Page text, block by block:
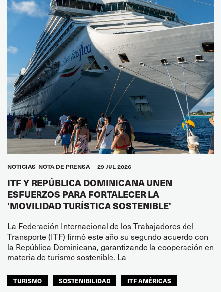
NOTICIAS NOTA DE PRENSA 29 JUL 2026
ITF Y REPÚBLICA DOMINICANA UNEN
ESFUERZOS PARA FORTALECER LA
'MOVILIDAD TURÍSTICA SOSTENIBLE'
La Federación Internacional de los Trabajadores del
Transporte (ITF) firmó este año su segundo acuerdo con
la República Dominicana, garantizando la cooperación en
materia de turismo sostenible. La
TURISMO SOSTENIBILIDAD ITF AMÉRICAS